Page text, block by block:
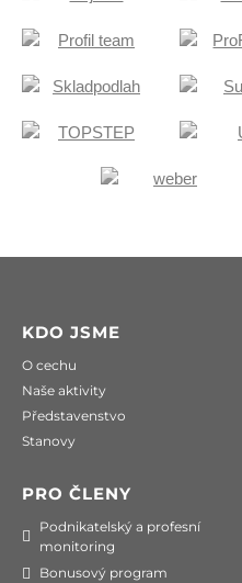
KDO JSME
O cechu
Naše aktivity
Představenstvo
Stanovy
PRO ČLENY
Podnikatelský a profesní
monitoring
Bonusový program